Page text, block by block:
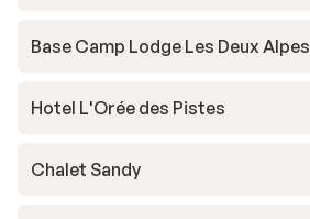
Base Camp Lodge Les Deux Alpes
Hotel L'Orée des Pistes
Chalet Sandy